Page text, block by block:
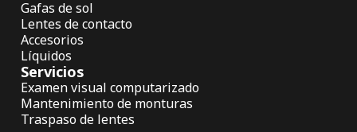
Gafas de sol
Lentes de contacto
Accesorios
Líquidos
Servicios
Examen visual computarizado
Mantenimiento de monturas
Traspaso de lentes